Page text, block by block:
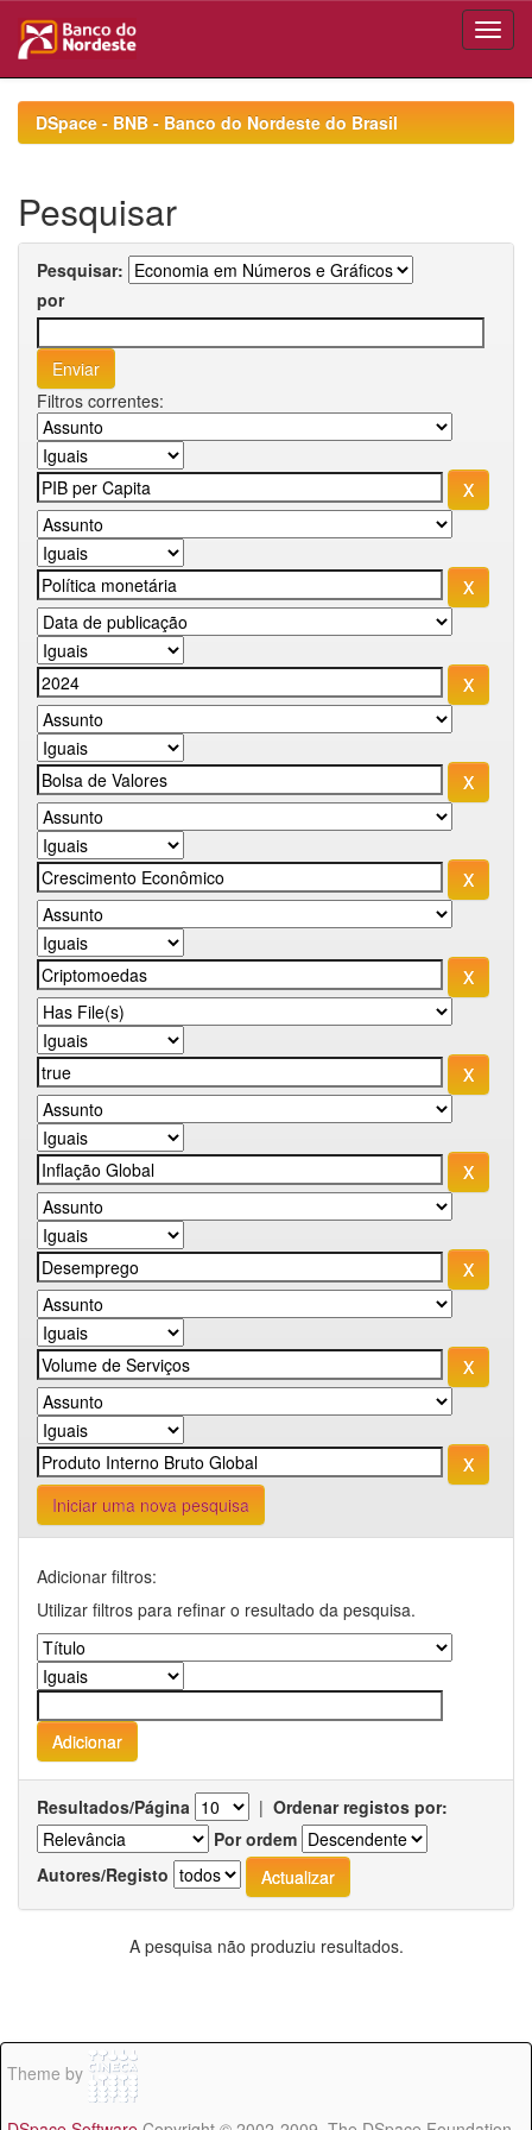
navigationDSpace - BNB - Banco do Nordeste do Brasil
Pesquisar
Pesquisar:
por
Filtros correntes:
Iniciar uma nova pesquisa
Adicionar filtros:
Utilizar filtros para refinar o resultado da pesquisa.
Resultados/Página | Ordenar registos por:
Por ordem
Autores/Registo
A pesquisa não produziu resultados.
Theme by